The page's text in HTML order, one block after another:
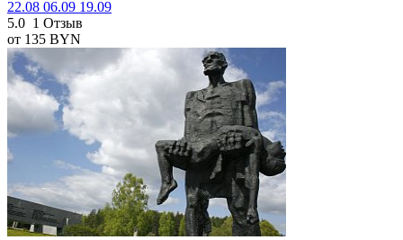
22.08 06.09 19.09
5.0 1 Отзыв
от 135 BYN